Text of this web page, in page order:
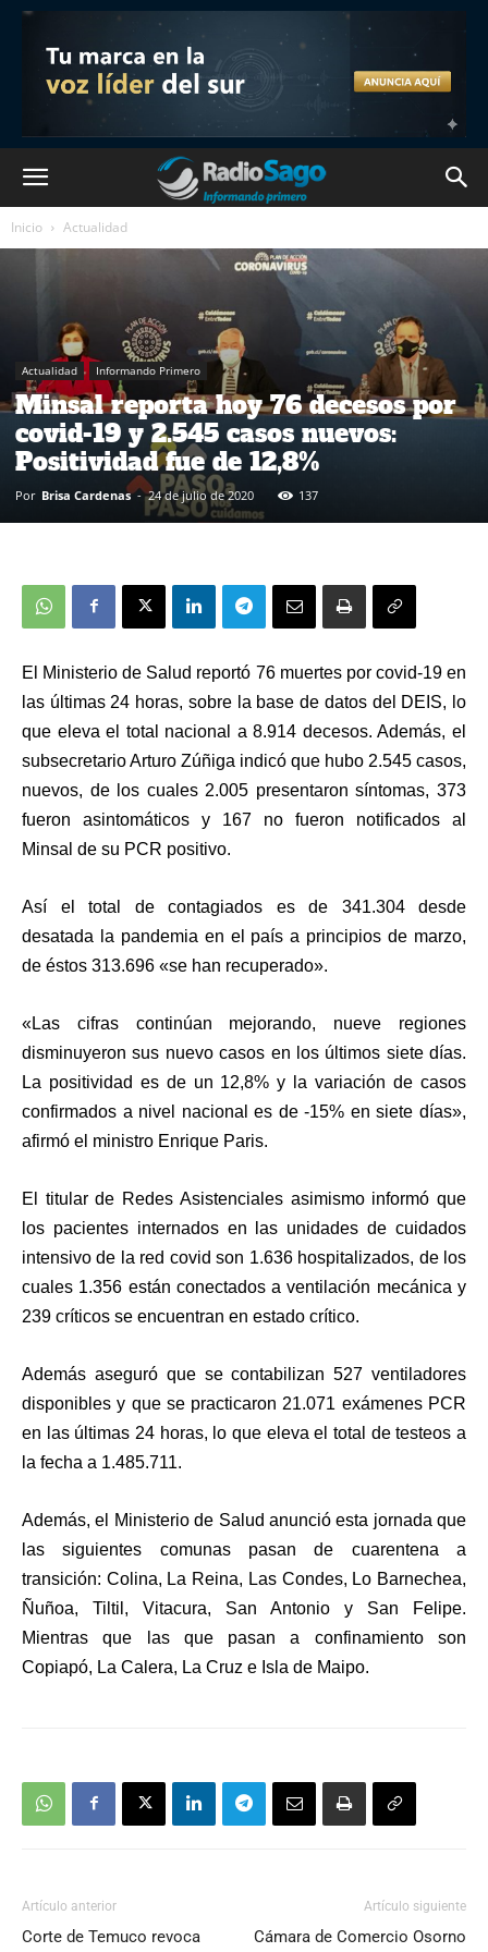
Inicio Actualidad
Actualidad Informando Primero
Minsal reporta hoy 76 decesos por
covid-19 y 2.545 casos nuevos:
Positividad fue de 12,8%
Por Brisa Cardenas - 24 de julio de 2020 137
El Ministerio de Salud reportó 76 muertes por covid-19 en
las últimas 24 horas, sobre la base de datos del DEIS, lo
que eleva el total nacional a 8.914 decesos. Además, el
subsecretario Arturo Zúñiga indicó que hubo 2.545 casos,
nuevos, de los cuales 2.005 presentaron síntomas, 373
fueron asintomáticos y 167 no fueron notificados al
Minsal de su PCR positivo.
Así el total de contagiados es de 341.304 desde
desatada la pandemia en el país a principios de marzo,
de éstos 313.696 «se han recuperado».
«Las cifras continúan mejorando, nueve regiones
disminuyeron sus nuevo casos en los últimos siete días.
La positividad es de un 12,8% y la variación de casos
confirmados a nivel nacional es de -15% en siete días»,
afirmó el ministro Enrique Paris.
El titular de Redes Asistenciales asimismo informó que
los pacientes internados en las unidades de cuidados
intensivo de la red covid son 1.636 hospitalizados, de los
cuales 1.356 están conectados a ventilación mecánica y
239 críticos se encuentran en estado crítico.
Además aseguró que se contabilizan 527 ventiladores
disponibles y que se practicaron 21.071 exámenes PCR
en las últimas 24 horas, lo que eleva el total de testeos a
la fecha a 1.485.711.
Además, el Ministerio de Salud anunció esta jornada que
las siguientes comunas pasan de cuarentena a
transición: Colina, La Reina, Las Condes, Lo Barnechea,
Ñuñoa, Tiltil, Vitacura, San Antonio y San Felipe.
Mientras que las que pasan a confinamiento son
Copiapó, La Calera, La Cruz e Isla de Maipo.
Artículo anterior
Corte de Temuco revoca
Artículo siguiente
Cámara de Comercio Osorno